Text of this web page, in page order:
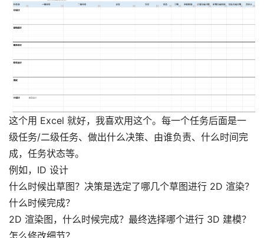
这个用 Excel 就好，我喜欢用这个。每一个任务后面是一
级任务/二级任务、做出什么决策、由谁负责、什么时间完
成，任务状态等。
例如，ID 设计
什么时候出草图？决策是选定了哪几个草图进行 2D 渲染？
什么时候完成？
2D 渲染图，什么时候完成？最终选择哪个进行 3D 建模？